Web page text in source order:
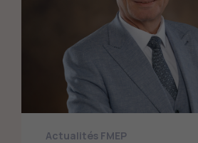
Actualités FMEP